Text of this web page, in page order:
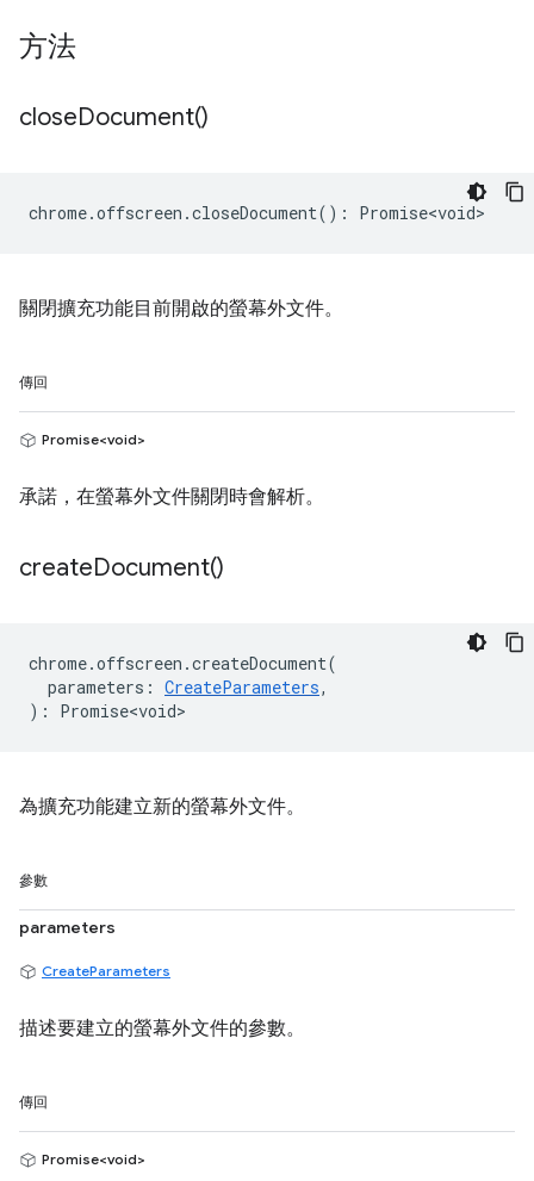
方法
closeDocument()
chrome.offscreen .closeDocument() : Promise<void>
關閉擴充功能目前開啟的螢幕外文件。
傳回
Promise<void>
承諾，在螢幕外文件關閉時會解析。
createDocument()
chrome.offscreen .createDocument(
parameters : CreateParameters,
) : Promise<void>
為擴充功能建立新的螢幕外文件。
參數
parameters
CreateParameters
描述要建立的螢幕外文件的參數。
傳回
Promise<void>